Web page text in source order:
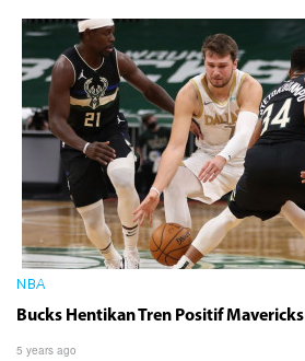
NBA
Bucks Hentikan Tren Positif Mavericks
5 years ago